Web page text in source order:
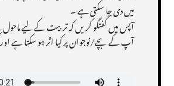
میں دی جا سکتی ہے ۔
آپس میں گفتگو کریں کہ تربیت کے لیے
آپ کے بچے/نوجوان پر کیا اثر ہو سکتا ہے